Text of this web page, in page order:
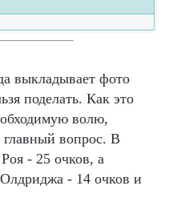
выкладывает фото
поделать. Как это
волю,
вопрос. В
- 25 очков, а
- 14 очков и